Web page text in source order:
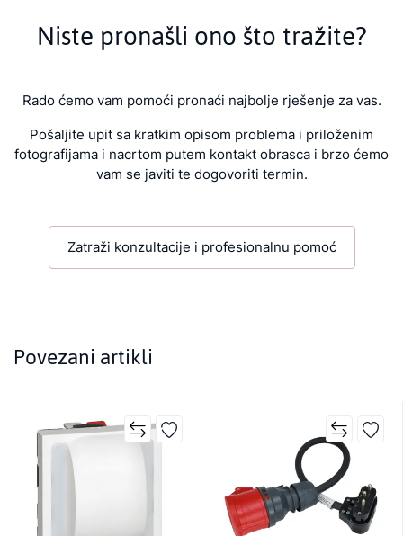
Niste pronašli ono što tražite?
Rado ćemo vam pomoći pronaći najbolje rješenje za vas.
Pošaljite upit sa kratkim opisom problema i priloženim
fotografijama i nacrtom putem kontakt obrasca i brzo ćemo
vam se javiti te dogovoriti termin.
Zatraži konzultacije i profesionalnu pomoć
Povezani artikli